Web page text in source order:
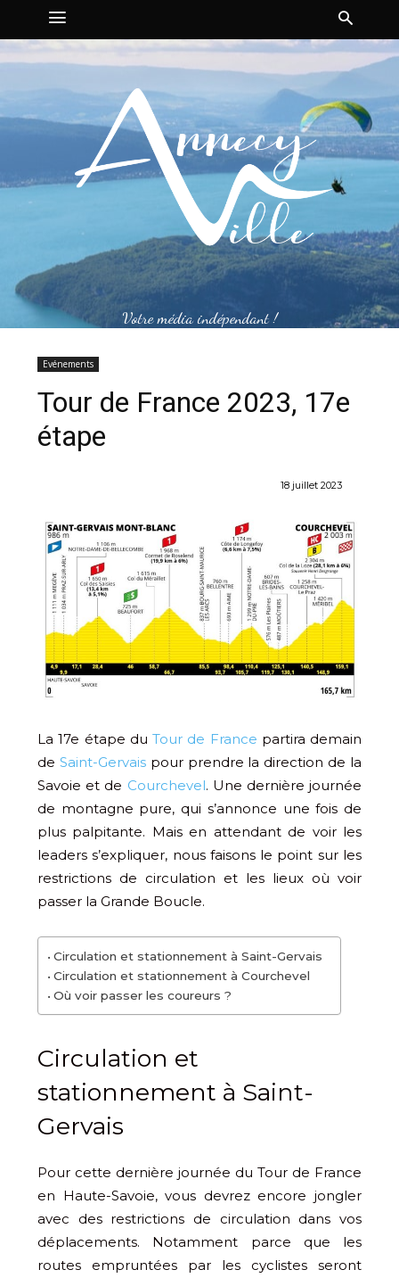
Votre média indépendant !
Evénements
Tour de France 2023, 17e
étape
18 juillet 2023
La 17e étape du Tour de France partira demain
de Saint-Gervaispour prendre la direction de la
Savoie et de Courchevel. Une dernière journée
de montagne pure, qui s’annonce une fois de
plus palpitante. Mais en attendant de voir les
leaders s’expliquer, nous faisons le point sur les
restrictions de circulation et les lieux où voir
passer la Grande Boucle.
Circulation et stationnement à Saint-Gervais
Circulation et stationnement à Courchevel
Où voir passer les coureurs ?
Circulation et
stationnement à Saint-
Gervais
Pour cette dernière journée du Tour de France
en Haute-Savoie, vous devrez encore jongler
avec des restrictions de circulation dans vos
déplacements. Notamment parce que les
routes empruntées par les cyclistes seront